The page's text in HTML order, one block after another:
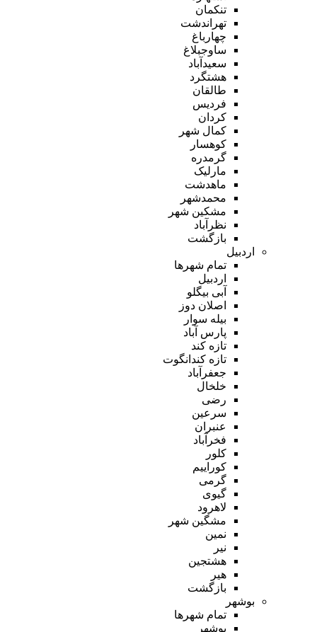
تنکمان
تهراندشت
چهارباغ
ساوجبلاغ
سعیدآباد
هشتگرد
طالقان
فردیس
کردان
کمال شهر
کوهسار
گرمدره
مارلیک
ماهدشت
محمدشهر
مشکین شهر
نظرآباد
بازگشت
اردبیل
تمام شهر‌ها
اردبیل
آبی بیگلو
اصلان دوز
بیله سوار
پارس آباد
تازه کند
تازه کندانگوت
جعفرآباد
خلخال
رضی
سرعین
عنبران
فخرآباد
کلور
کوراییم
گرمی
گیوی
لاهرود
مشگین شهر
نمین
نیر
هشتجین
هیر
بازگشت
بوشهر
تمام شهر‌ها
بوشهر